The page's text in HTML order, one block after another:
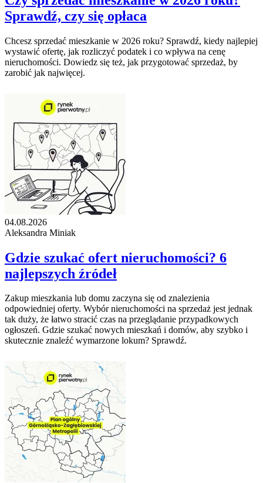
Sprawdź, czy się opłaca
Chcesz sprzedać mieszkanie w 2026 roku? Sprawdź, kiedy najlepiej
wystawić ofertę, jak rozliczyć podatek i co wpływa na cenę
nieruchomości. Dowiedz się też, jak przygotować sprzedaż, by
zarobić jak najwięcej.
04.08.2026
Aleksandra Miniak
Gdzie szukać ofert nieruchomości? 6
najlepszych źródeł
Zakup mieszkania lub domu zaczyna się od znalezienia
odpowiedniej oferty. Wybór nieruchomości na sprzedaż jest jednak
tak duży, że łatwo stracić czas na przeglądanie przypadkowych
ogłoszeń. Gdzie szukać nowych mieszkań i domów, aby szybko i
skutecznie znaleźć wymarzone lokum? Sprawdź.